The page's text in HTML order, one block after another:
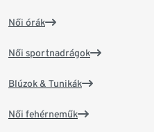
Női órák
Női sportnadrágok
Blúzok & Tunikák
Női fehérneműk